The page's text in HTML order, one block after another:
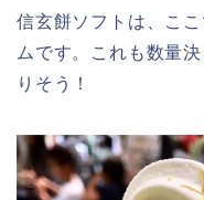
信玄餅ソフトは、こ
ムです。これも数量
りそう！